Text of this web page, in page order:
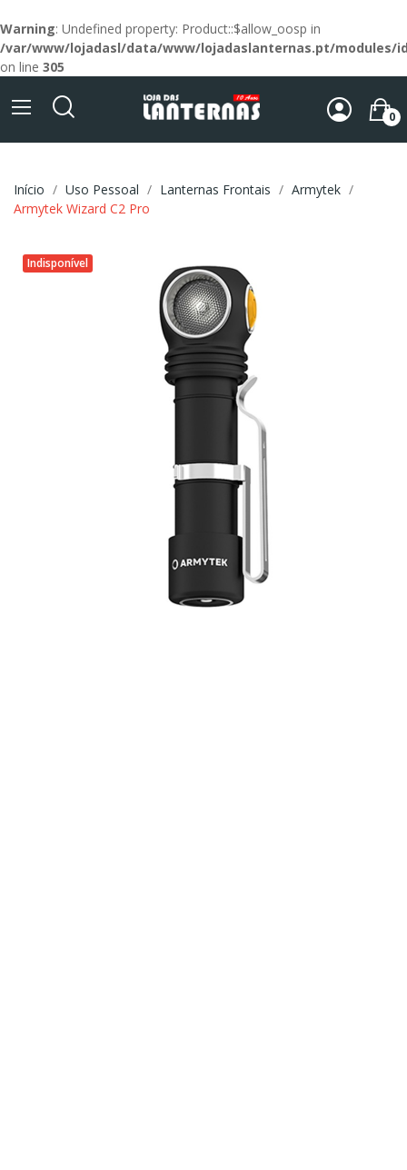
Warning: Undefined property: Product::$allow_oosp in
/var/www/lojadasl/data/www/lojadaslanternas.pt/modules/
on line 305
0
Início Uso Pessoal Lanternas Frontais
Armytek
Armytek Wizard C2 Pro
Indisponível